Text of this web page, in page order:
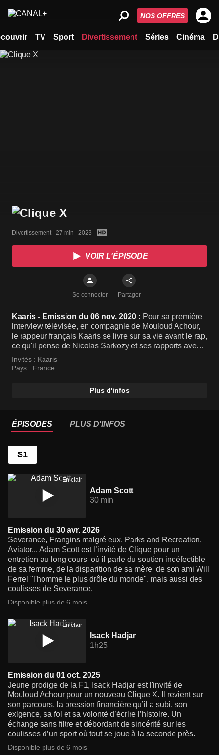
TV Sport Divertissement Séries Cinéma
NOS OFFRES
Divertissement   27 min   2023
VOIR L'ÉPISODE
Se connecter Partager
Kaaris - Emission du 06 nov. 2020 : Pour sa première
interview télévisée, en compagnie de Mouloud Achour,
le rappeur français Kaaris se livre sur sa vie avant le rap,
ce qu'il pense de Nicolas Sarkozy et ses rapports avec
La Fouine.
Invités : Kaaris
Pays : France
Plus d'infos
ÉPISODES PLUS D'INFOS
S1
En clair
Adam Scott
30 min
Emission du 30 avr. 2026
Severance, Frangins malgré eux, Parks and Recreation,
Aviator... Adam Scott est l’invité de Clique pour un
entretien au long cours, où il parle du soutien indéfectible
de sa femme, de la disparition de sa mère, de son ami Will
Ferrel "l'homme le plus drôle du monde", mais aussi des
coulisses de Severance.
Disponible plus de 6 mois
En clair
Isack Hadjar
1h25
Emission du 01 oct. 2025
Jeune prodige de la F1, Isack Hadjar est l'invité de
Mouloud Achour pour un nouveau Clique X. Il revient sur
son parcours, la pression financière qu’il a subi, son
exigence, sa foi et sa volonté d’écrire l’histoire. Un
échange sans filtre et débordant de sincérité sur les
coulisses d’un sport où tout se joue à la seconde près.
Disponible plus de 6 mois